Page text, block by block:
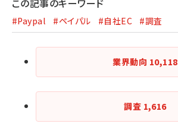
この記事のキーワード
#Paypal #ペイパル #自社EC #調査
業界動向 10,118
調査 1,616